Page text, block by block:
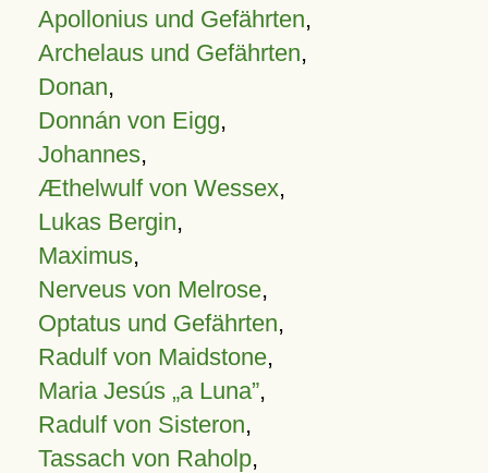
Apollonius und Gefährten,
Archelaus und Gefährten,
Donan,
Donnán von Eigg,
Johannes,
Æthelwulf von Wessex,
Lukas Bergin,
Maximus,
Nerveus von Melrose,
Optatus und Gefährten,
Radulf von Maidstone,
Maria Jesús „a Luna”,
Radulf von Sisteron,
Tassach von Raholp,